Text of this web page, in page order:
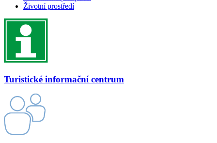
Životní prostředí
Turistické informační centrum